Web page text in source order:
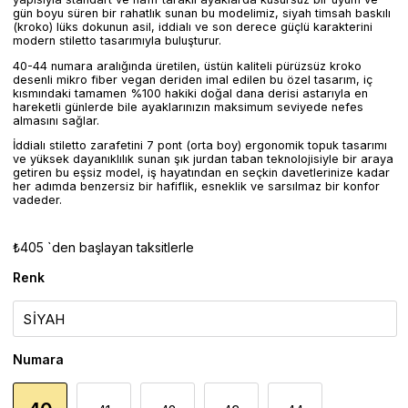
gün boyu süren bir rahatlık sunan bu modelimiz, siyah timsah baskılı
(kroko) lüks dokunun asil, iddialı ve son derece güçlü karakterini
modern stiletto tasarımıyla buluşturur.
40-44 numara aralığında üretilen, üstün kaliteli pürüzsüz kroko
desenli mikro fiber vegan deriden imal edilen bu özel tasarım, iç
kısmındaki tamamen %100 hakiki doğal dana derisi astarıyla en
hareketli günlerde bile ayaklarınızın maksimum seviyede nefes
almasını sağlar.
İddialı stiletto zarafetini 7 pont (orta boy) ergonomik topuk tasarımı
ve yüksek dayanıklılık sunan şık jurdan taban teknolojisiyle bir araya
getiren bu eşsiz model, iş hayatından en seçkin davetlerinize kadar
her adımda benzersiz bir hafiflik, esneklik ve sarsılmaz bir konfor
vadeder.
₺405 `den başlayan taksitlerle
Renk
Numara